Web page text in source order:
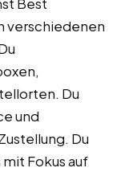
verschiedenen
Du
und
Du
Fokus auf